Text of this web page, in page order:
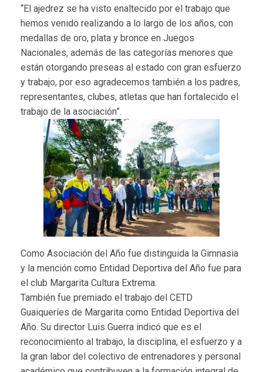
“El ajedrez se ha visto enaltecido por el trabajo que
hemos venido realizando a lo largo de los años, con
medallas de oro, plata y bronce en Juegos
Nacionales, además de las categorías menores que
están otorgando preseas al estado con gran esfuerzo
y trabajo, por eso agradecemos también a los padres,
representantes, clubes, atletas que han fortalecido el
trabajo de la asociación”.
Como Asociación del Año fue distinguida la Gimnasia
y la mención como Entidad Deportiva del Año fue para
el club Margarita Cultura Extrema.
También fue premiado el trabajo del CETD
Guaiqueríes de Margarita como Entidad Deportiva del
Año. Su director Luis Guerra indicó que es el
reconocimiento al trabajo, la disciplina, el esfuerzo y a
la gran labor del colectivo de entrenadores y personal